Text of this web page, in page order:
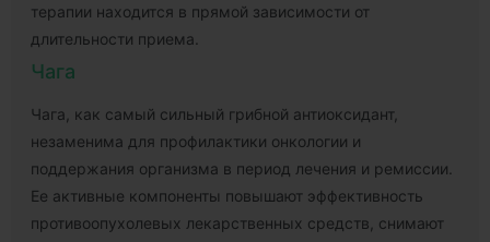
терапии находится в прямой зависимости от
длительности приема.
Чага
Чага, как самый сильный грибной антиоксидант,
незаменима для профилактики онкологии и
поддержания организма в период лечения и ремиссии.
Ее активные компоненты повышают эффективность
противоопухолевых лекарственных средств, снимают